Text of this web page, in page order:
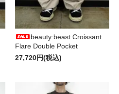
beauty:beast Croissant
Flare Double Pocket
27,720円(税込)